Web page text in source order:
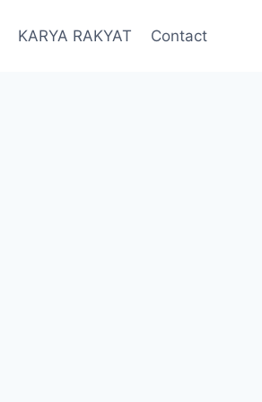
KARYA RAKYAT Contact